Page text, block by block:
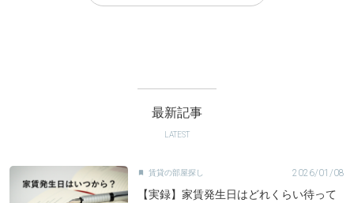
最新記事
LATEST
賃貸の部屋探し 2026/01/08
【実録】家賃発生日はどれくらい待って